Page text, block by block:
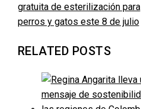
gratuita de esterilización para
perros y gatos este 8 de julio
RELATED POSTS